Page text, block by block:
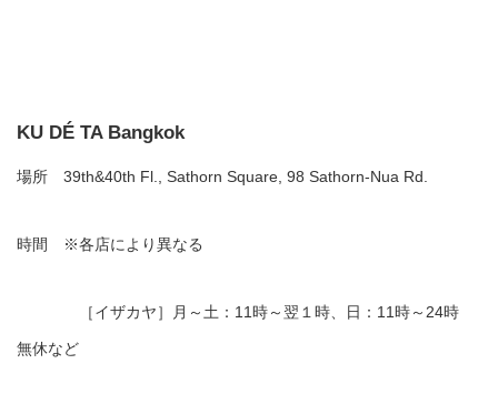
KU DÉ TA Bangkok
場所 39th&40th Fl., Sathorn Square, 98 Sathorn-Nua Rd.
時間 ※各店により異なる
［イザカヤ］月～土：11時～翌１時、日：11時～24時
無休など